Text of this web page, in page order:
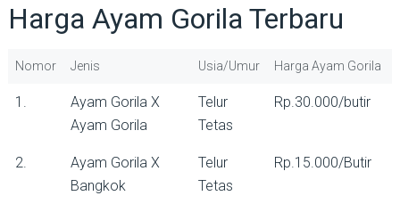
Harga Ayam Gorila Terbaru
Nomor Jenis Usia/Umur Harga Ayam Gorila
1.
Ayam Gorila X
Ayam Gorila
Telur
Tetas
Rp.30.000/butir
2.
Ayam Gorila X
Bangkok
Telur
Tetas
Rp.15.000/Butir